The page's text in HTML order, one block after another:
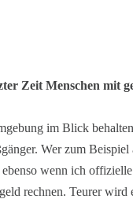
Zeit Menschen mit
im Blick
Wer zum
wenn ich
rechnen. Teurer